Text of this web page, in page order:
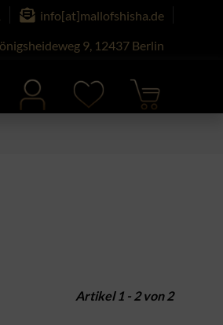
info[at]mallofshisha.de
9, 12437 Berlin
Artikel 1 - 2 von 2